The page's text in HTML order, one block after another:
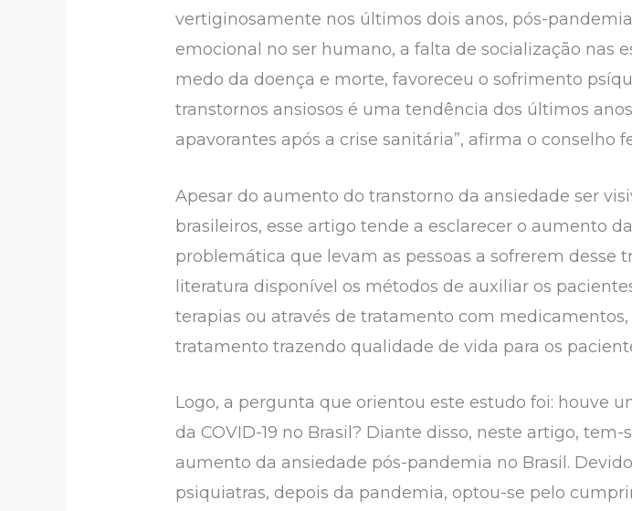
vertiginosamente nos últimos dois anos, pós-
emocional no ser humano, a falta de socialização nas
medo da doença e morte, favoreceu o sofrimento
transtornos ansiosos é uma tendência dos últimos
apavorantes após a crise sanitária”, afirma o conselho
Apesar do aumento do transtorno da ansiedade ser
brasileiros, esse artigo tende a esclarecer o aumento
problemática que levam as pessoas a sofrerem desse
literatura disponível os métodos de auxiliar os
terapias ou através de tratamento com
tratamento trazendo qualidade de vida para os
Logo, a pergunta que orientou este estudo foi: houve
da COVID-19 no Brasil? Diante disso, neste artigo,
aumento da ansiedade pós-pandemia no Brasil.
psiquiatras, depois da pandemia, optou-se pelo